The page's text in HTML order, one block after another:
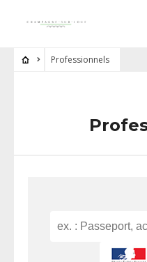
Professionnels